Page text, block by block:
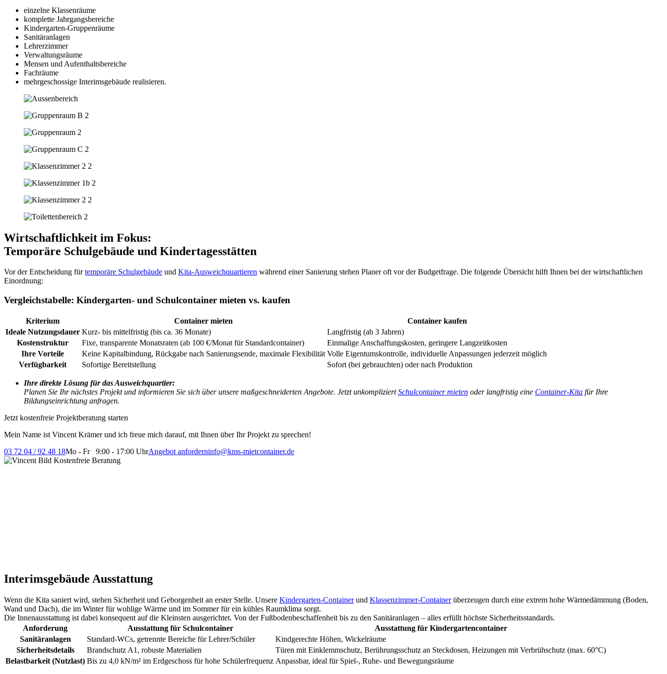
einzelne Klassenräume
komplette Jahrgangsbereiche
Kindergarten-Gruppenräume
Sanitäranlagen
Lehrerzimmer
Verwaltungsräume
Mensen und Aufenthaltsbereiche
Fachräume
mehrgeschossige Interimsgebäude realisieren.
Wirtschaftlichkeit im Fokus:
Temporäre Schulgebäude und Kindertagesstätten
Vor der Entscheidung fürtemporäre Schulgebäude und Kita-Ausweichquartieren während einer Sanierung stehen Planer oft vor der Budgetfrage. Die folgende Übersicht hilft Ihnen bei der wirtschaftlichen
Einordnung:
Vergleichstabelle: Kindergarten- und Schulcontainer mieten vs. kaufen
Kriterium Container mieten
Container kaufen
Ideale Nutzungsdauer Kurz- bis mittelfristig (bis ca. 36 Monate)
Langfristig (ab 3 Jahren)
Kostenstruktur
Fixe, transparente Monatsraten (ab 100 €/Monat für Standardcontainer)
Einmalige Anschaffungskosten, geringere Langzeitkosten
Ihre Vorteile
Keine Kapitalbindung, Rückgabe nach Sanierungsende, maximale Flexibilität Volle Eigentumskontrolle, individuelle Anpassungen jederzeit möglich
Verfügbarkeit
Sofortige Bereitstellung Sofort (bei gebrauchten) oder nach Produktion
Ihre direkte Lösung für das Ausweichquartier:
Planen Sie Ihr nächstes Projekt und informieren Sie sich über unsere maßgeschneiderten Angebote. Jetzt unkompliziertSchulcontainer mieten oder langfristig eine Container-Kita für Ihre
Bildungseinrichtung anfragen.
Jetzt kostenfreie Projektberatung starten
Mein Name ist Vincent Krämer und ich freue mich darauf, mit Ihnen über Ihr Projekt zu sprechen!
03 72 04 / 92 48 18Mo - Fr 9:00 - 17:00 UhrAngebot anforderninfo@kms-mietcontainer.de
Interimsgebäude Ausstattung
Wenn die Kita saniert wird, stehen Sicherheit und Geborgenheit an erster Stelle. Unsere Kindergarten-Containerund Klassenzimmer-Containerüberzeugen durch eine extrem hohe Wärmedämmung (Boden,
Wand und Dach), die im Winter für wohlige Wärme und im Sommer für ein kühles Raumklima sorgt.
Die Innenausstattung ist dabei konsequent auf die Kleinsten ausgerichtet. Von der Fußbodenbeschaffenheit bis zu den Sanitäranlagen – alles erfüllt höchste Sicherheitsstandards.
Anforderung
Ausstattung für Schulcontainer
Ausstattung für Kindergartencontainer
Sanitäranlagen
Standard-WCs, getrennte Bereiche für Lehrer/Schüler
Kindgerechte Höhen, Wickelräume
Sicherheitsdetails
Brandschutz A1, robuste Materialien
Türen mit Einklemmschutz, Berührungsschutz an Steckdosen, Heizungen mit Verbrühschutz (max. 60°C)
Belastbarkeit (Nutzlast) Bis zu 4,0 kN/m² im Erdgeschoss für hohe Schülerfrequenz Anpassbar, ideal für Spiel-, Ruhe- und Bewegungsräume